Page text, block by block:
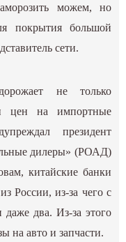
можем, но
покрытия большой
сети.
не только
цен на импортные
президент
дилеры» (РОАД)
китайские банки
России, из-за чего с
два. Из-за этого
на авто и запчасти.